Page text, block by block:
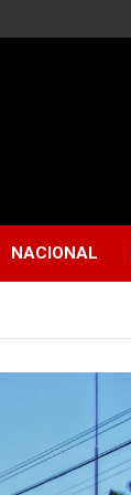
NACIONAL